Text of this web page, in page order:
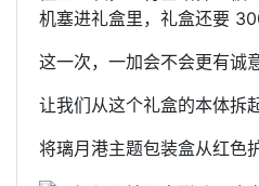
机塞进礼盒里，礼盒还要
这一次，一加会不会更有诚
让我们从这个礼盒的本体拆起
将璃月港主题包装盒从红色